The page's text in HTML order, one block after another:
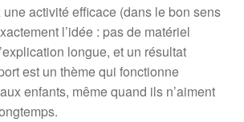
activité efficace (dans le bon sens
l’idée : pas de matériel
longue, et un résultat
est un thème qui fonctionne
enfants, même quand ils n’aiment